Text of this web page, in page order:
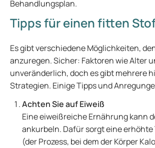
Behandlungsplan.
Tipps für einen fitten
Es gibt verschiedene Möglichkeiten,
anzuregen. Sicher: Faktoren wie Alter
unveränderlich, doch es gibt mehrere
Strategien. Einige Tipps und
Achten Sie auf Eiweiß
Eine eiweißreiche Ernährung kann
ankurbeln. Dafür sorgt eine
(der Prozess, bei dem der Körper